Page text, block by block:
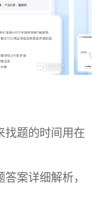
找题的时间用在
案详细解析，